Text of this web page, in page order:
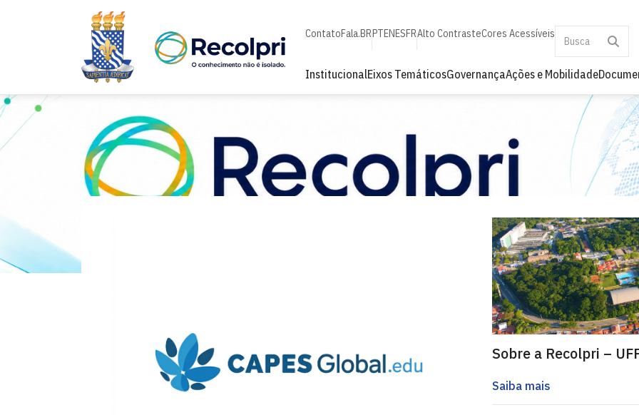
ContatoFala.BRPTENESFRAlto ContrasteCores Acessíveis
InstitucionalEixos TemáticosGovernançaAções e Mobilidade
Sobre a Recolpri –
Saiba mais